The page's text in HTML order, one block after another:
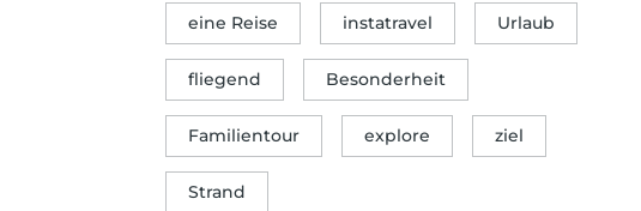
eine Reise instatravel Urlaub
fliegend Besonderheit
Familientour explore ziel
Strand